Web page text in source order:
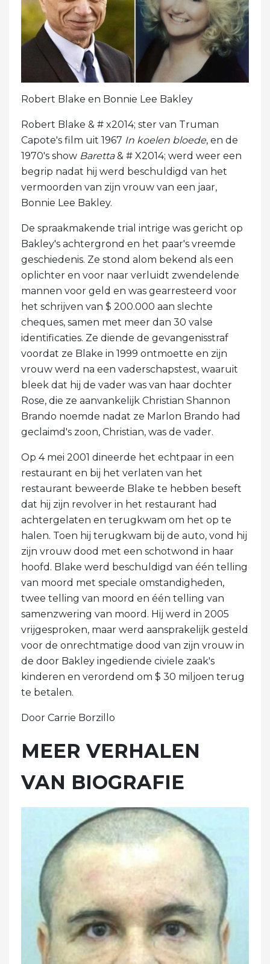
Robert Blake en Bonnie Lee Bakley
Robert Blake & # x2014; ster van Truman
Capote's film uit 1967 In koelen bloede, en de
1970's show Baretta& # X2014; werd weer een
begrip nadat hij werd beschuldigd van het
vermoorden van zijn vrouw van een jaar,
Bonnie Lee Bakley.
De spraakmakende trial intrige was gericht op
Bakley's achtergrond en het paar's vreemde
geschiedenis. Ze stond alom bekend als een
oplichter en voor naar verluidt zwendelende
mannen voor geld en was gearresteerd voor
het schrijven van $ 200.000 aan slechte
cheques, samen met meer dan 30 valse
identificaties. Ze diende de gevangenisstraf
voordat ze Blake in 1999 ontmoette en zijn
vrouw werd na een vaderschapstest, waaruit
bleek dat hij de vader was van haar dochter
Rose, die ze aanvankelijk Christian Shannon
Brando noemde nadat ze Marlon Brando had
geclaimd's zoon, Christian, was de vader.
Op 4 mei 2001 dineerde het echtpaar in een
restaurant en bij het verlaten van het
restaurant beweerde Blake te hebben beseft
dat hij zijn revolver in het restaurant had
achtergelaten en terugkwam om het op te
halen. Toen hij terugkwam bij de auto, vond hij
zijn vrouw dood met een schotwond in haar
hoofd. Blake werd beschuldigd van één telling
van moord met speciale omstandigheden,
twee telling van moord en één telling van
samenzwering van moord. Hij werd in 2005
vrijgesproken, maar werd aansprakelijk gesteld
voor de onrechtmatige dood van zijn vrouw in
de door Bakley ingediende civiele zaak's
kinderen en verordend om $ 30 miljoen terug
te betalen.
Door Carrie Borzillo
MEER VERHALEN
VAN BIOGRAFIE